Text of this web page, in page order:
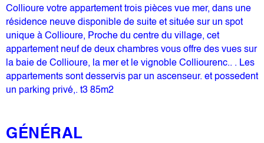
Collioure votre appartement trois pièces vue mer, dans une
résidence neuve disponible de suite et située sur un spot
unique à Collioure, Proche du centre du village, cet
appartement neuf de deux chambres vous offre des vues sur
la baie de Collioure, la mer et le vignoble Colliourenc.. . Les
appartements sont desservis par un ascenseur. et possedent
un parking privé,. t3 85m2
GÉNÉRAL